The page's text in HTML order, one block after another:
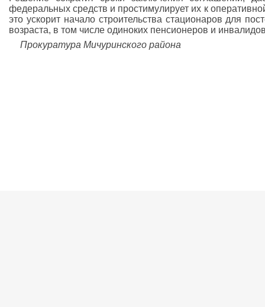
федеральных средств и простимулирует их к
это ускорит начало строительства стационаров для
возраста, в том числе одиноких пенсионеров и
Прокуратура Мичуринского района